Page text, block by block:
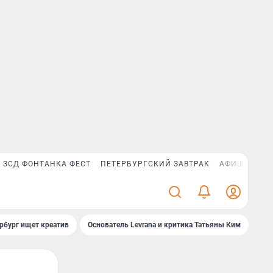
ЗСД ФОНТАНКА ФЕСТ ПЕТЕРБУРГСКИЙ ЗАВТРАК АФИША PLUS
ищет креатив Основатель Levrana и критика Татьяны Ким